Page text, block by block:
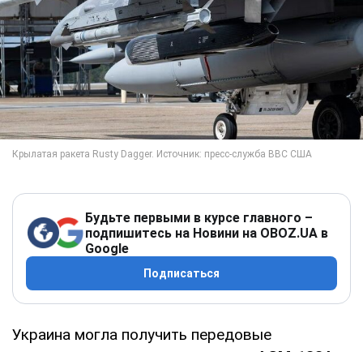
Будьте первыми в курсе главного –
подпишитесь на Новини на OBOZ.UA в
Google
Подписаться
Украина могла получить передовые